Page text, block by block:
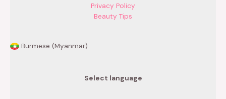
Privacy Policy
Beauty Tips
Burmese (Myanmar)
Select language